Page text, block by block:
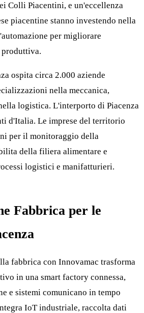
Colli Piacentini, e un'eccellenza
piacentine stanno investendo nella
per migliorare
ospita circa 2.000 aziende
nella meccanica,
logistica. L'interporto di Piacenza
d'Italia. Le imprese del territorio
per il monitoraggio della
della filiera alimentare e
logistici e manifatturieri.
Fabbrica per le
fabbrica con Innovamac trasforma
in una smart factory connessa,
e sistemi comunicano in tempo
IoT industriale, raccolta dati